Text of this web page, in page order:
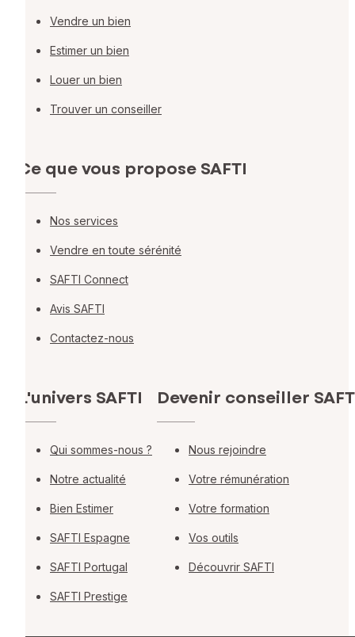
Vendre un bien
Estimer un bien
Louer un bien
Trouver un conseiller
Ce que vous propose SAFTI
Nos services
Vendre en toute sérénité
SAFTI Connect
Avis SAFTI
Contactez-nous
L'univers SAFTI
Qui sommes-nous ?
Notre actualité
Bien Estimer
SAFTI Espagne
SAFTI Portugal
SAFTI Prestige
Devenir conseiller
Nous rejoindre
Votre rémunération
Votre formation
Vos outils
Découvrir SAFTI